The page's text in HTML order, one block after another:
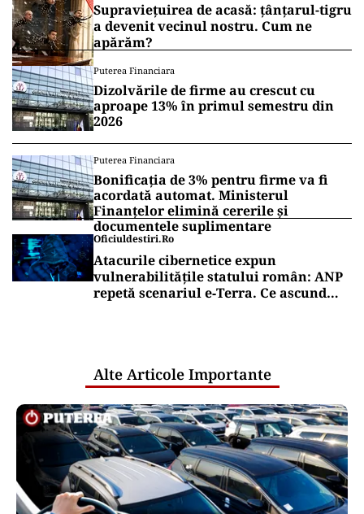
Supraviețuirea de acasă: țânțarul-tigru
a devenit vecinul nostru. Cum ne
apărăm?
Puterea Financiara
Dizolvările de firme au crescut cu
aproape 13% în primul semestru din
2026
Puterea Financiara
Bonificația de 3% pentru firme va fi
acordată automat. Ministerul
Finanțelor elimină cererile și
documentele suplimentare
Oficiuldestiri.ro
Atacurile cibernetice expun
vulnerabilitățile statului român: ANP
repetă scenariul e‑Terra. Ce ascund
Alte Articole Importante